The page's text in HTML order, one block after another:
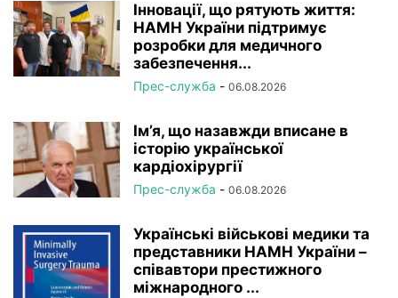
Інновації, що рятують життя:
НАМН України підтримує
розробки для медичного
забезпечення...
Прес-служба - 06.08.2026
Ім’я, що назавжди вписане в
історію української
кардіохірургії
Прес-служба - 06.08.2026
Українські військові медики та
представники НАМН України –
співавтори престижного
міжнародного ...